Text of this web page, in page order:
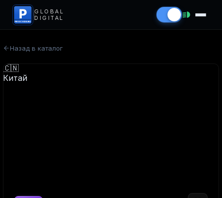
P
PROCODS.RU
GLOBAL
DIGITAL
Назад в каталог